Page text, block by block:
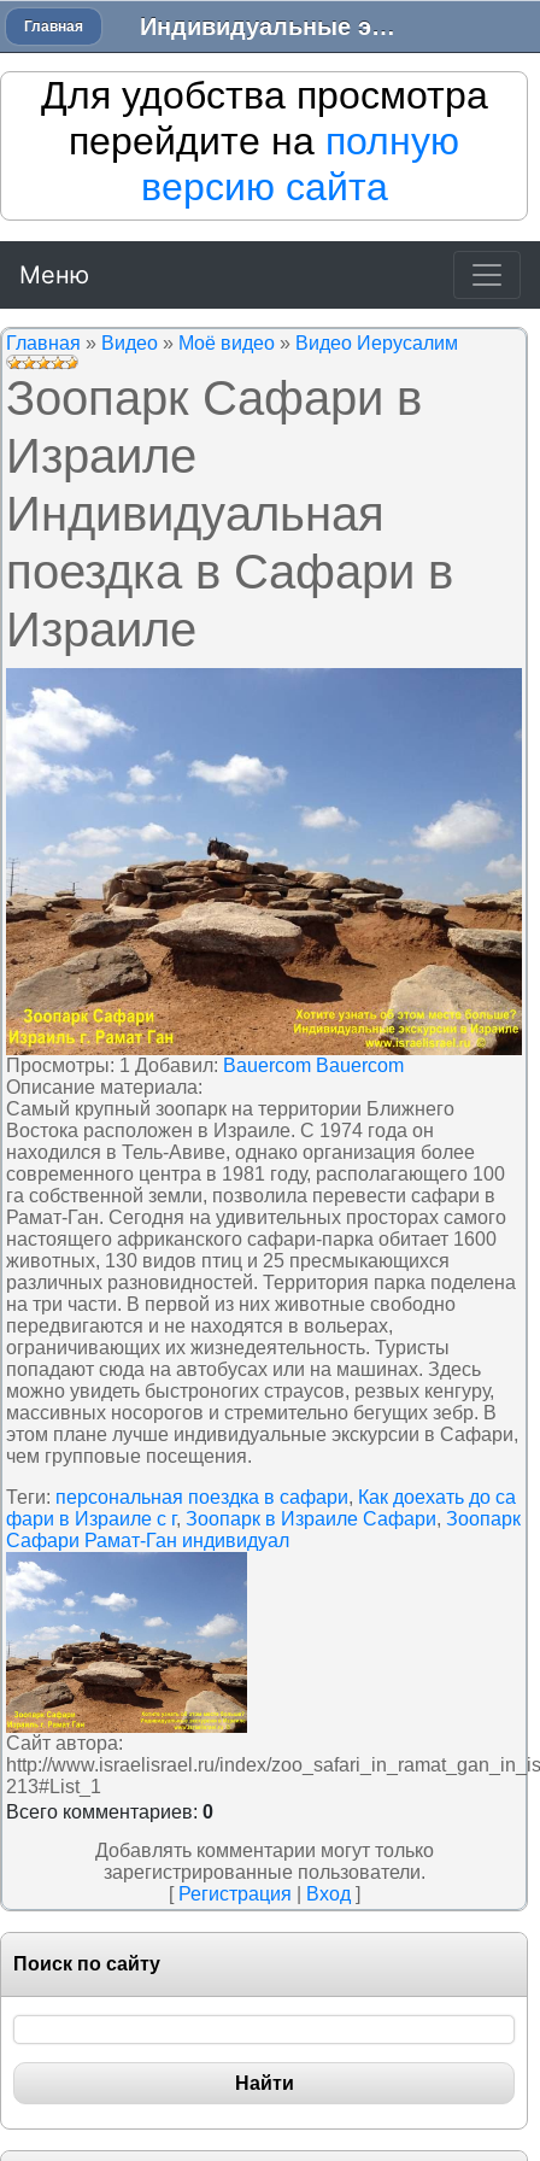
Индивидуальные экскурсии в Израиле - Трансфер в Израиле
Главная
Для удобства просмотра
перейдите на полную
версию сайта
Меню
Главная » Видео » Моё видео » Видео Иерусалим
Зоопарк Сафари в
Израиле
Индивидуальная
поездка в Сафари в
Израиле
Просмотры: 1 Добавил: Bauercom Bauercom
Описание материала:
Самый крупный зоопарк на территории Ближнего
Востока расположен в Израиле. С 1974 года он
находился в Тель-Авиве, однако организация более
современного центра в 1981 году, располагающего 100
га собственной земли, позволила перевести сафари в
Рамат-Ган. Сегодня на удивительных просторах самого
настоящего африканского сафари-парка обитает 1600
животных, 130 видов птиц и 25 пресмыкающихся
различных разновидностей. Территория парка поделена
на три части. В первой из них животные свободно
передвигаются и не находятся в вольерах,
ограничивающих их жизнедеятельность. Туристы
попадают сюда на автобусах или на машинах. Здесь
можно увидеть быстроногих страусов, резвых кенгуру,
массивных носорогов и стремительно бегущих зебр. В
этом плане лучше индивидуальные экскурсии в Сафари,
чем групповые посещения.
Теги: персональная поездка в сафари, Как доехать до са
фари в Израиле с г, Зоопарк в Израиле Сафари, Зоопарк
Сафари Рамат-Ган индивидуал
Сайт автора:
http://www.israelisrael.ru/index/
213#List_1
Всего комментариев: 0
Добавлять комментарии могут только
зарегистрированные пользователи.
[ Регистрация Вход ]
Поиск по сайту